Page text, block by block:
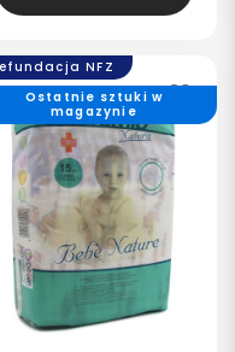
NFZ
Ostatnie sztuki w
magazynie